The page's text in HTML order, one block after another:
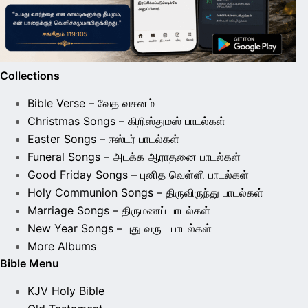
Collections
Bible Verse – வேத வசனம்
Christmas Songs – கிறிஸ்துமஸ் பாடல்கள்
Easter Songs – ஈஸ்டர் பாடல்கள்
Funeral Songs – அடக்க ஆராதனை பாடல்கள்
Good Friday Songs – புனித வெள்ளி பாடல்கள்
Holy Communion Songs – திருவிருந்து பாடல்கள்
Marriage Songs – திருமணப் பாடல்கள்
New Year Songs – புது வருட பாடல்கள்
More Albums
Bible Menu
KJV Holy Bible